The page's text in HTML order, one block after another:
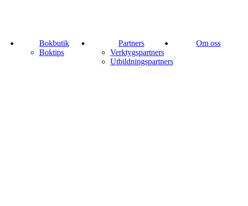
Bokbutik
Boktips
Partners
Verktygspartners
Utbildningspartners
Om oss